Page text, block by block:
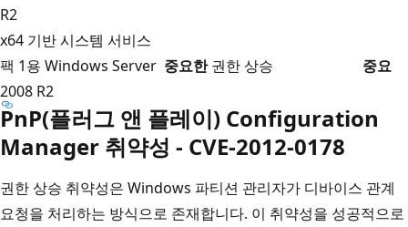
R2
x64 기반 시스템 서비스
팩 1용 Windows Server
2008 R2
중요한권한 상승 중요
PnP(플러그 앤 플레이) Configuration
Manager 취약성 - CVE-2012-0178
권한 상승 취약성은 Windows 파티션 관리자가 디바이스 관계
요청을 처리하는 방식으로 존재합니다. 이 취약성을 성공적으로